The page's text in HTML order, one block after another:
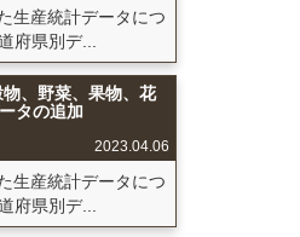
生産統計データにつ
府県別デ...
、野菜、果物、花
タの追加
2023.04.06
生産統計データにつ
府県別デ...